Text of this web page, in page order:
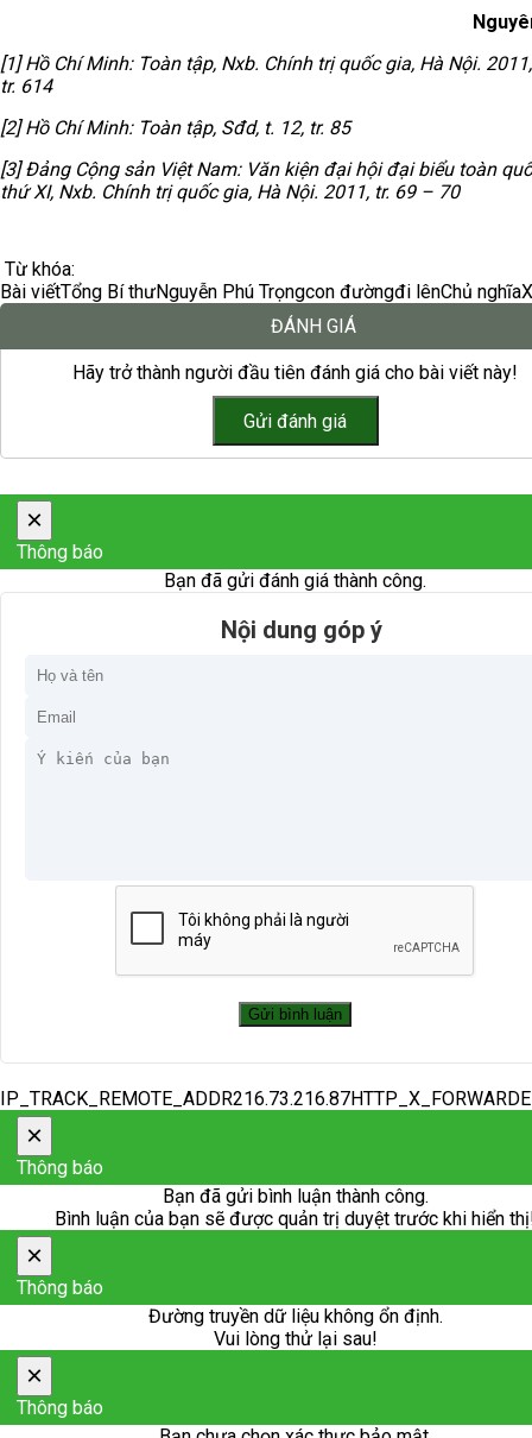
[1] Hồ Chí Minh: Toàn tập, Nxb. Chính trị quốc gia, Hà Nội.
tr. 614
[2] Hồ Chí Minh: Toàn tập, Sđd, t. 12, tr. 85
[3] Đảng Cộng sản Việt Nam: Văn kiện đại hội đại biểu toàn
thứ XI, Nxb. Chính trị quốc gia, Hà Nội. 2011, tr. 69 – 70
Từ khóa:
Bài viếtTổng Bí thưNguyễn Phú Trọngcon đườngđi lênChủ nghĩa
ĐÁNH GIÁ
Hãy trở thành người đầu tiên đánh giá cho bài viết này!
×
Thông báo
Bạn đã gửi đánh giá thành công.
Nội dung góp ý
×
Thông báo
Bạn đã gửi bình luận thành công.
Bình luận của bạn sẽ được quản trị duyệt trước khi hiển
×
Thông báo
Đường truyền dữ liệu không ổn định.
Vui lòng thử lại sau!
×
Thông báo